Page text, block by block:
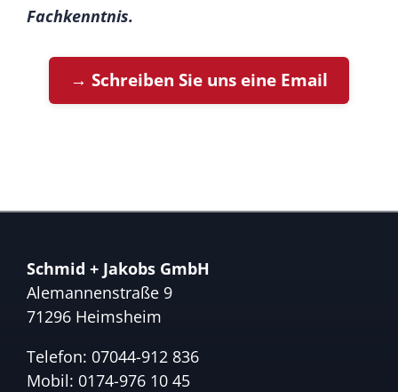
Fachkenntnis.
→ Schreiben Sie uns eine Email
Schmid + Jakobs GmbH
Alemannenstraße 9
71296 Heimsheim
Telefon: 07044-912 836
Mobil: 0174-976 10 45